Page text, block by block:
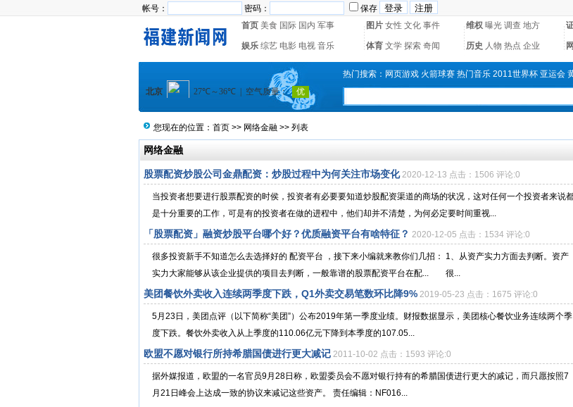
帐号： 密码： 保存
首页 美食 国际 国内 军事 图片 女性 文化 事件 维权 曝光 调查 地方
娱乐 综艺 电影 电视 音乐 体育 文学 探索 奇闻 历史 人物 热点 企业
热门搜索： 网页游戏 火箭球赛 热门音乐 2011世界杯 亚运会
您现在的位置： 首页 >> 网络金融 >> 列表
网络金融
股票配资炒股公司金鼎配资：炒股过程中为何关注市场变化 2020-12-13 点击：1506 评论:0
当投资者想要进行股票配资的时侯，投资者有必要要知道炒股配资渠道的商场的状况，这对任何一个投资者来说
是十分重要的工作，可是有的投资者在做的进程中，他们却并不清楚，为何必定要时间重视...
「股票配资」融资炒股平台哪个好？优质融资平台有啥特征？ 2020-12-05 点击：1534 评论:0
很多投资新手不知道怎么去选择好的 配资平台 ，接下来小编就来教你们几招： 1、从资产实力方面去判断。资产
实力大家能够从该企业提供的项目去判断，一般靠谱的股票配资平台在配... 很...
美团餐饮外卖收入连续两季度下跌，Q1外卖交易笔数环比降9% 2019-05-23 点击：1675 评论:0
5月23日，美团点评（以下简称“美团”）公布2019年第一季度业绩。财报数据显示，美团核心餐饮业务连续两个季
度下跌。餐饮外卖收入从上季度的110.06亿元下降到本季度的107.05...
欧盟不愿对银行所持希腊国债进行更大减记 2011-10-02 点击：1593 评论:0
据外媒报道，欧盟的一名官员9月28日称，欧盟委员会不愿对银行持有的希腊国债进行更大的减记，而只愿按照7
月21日峰会上达成一致的协议来减记这些资产。 责任编辑：NF016...